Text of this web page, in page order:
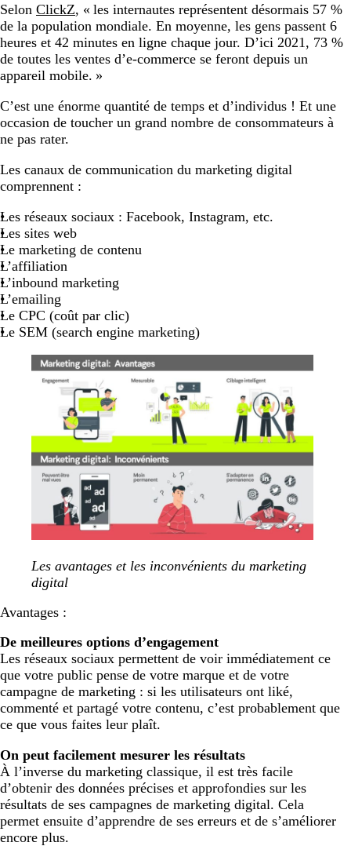
Selon ClickZ, « les internautes représentent désormais 57 %
de la population mondiale. En moyenne, les gens passent 6
heures et 42 minutes en ligne chaque jour. D’ici 2021, 73 %
de toutes les ventes d’e-commerce se feront depuis un
appareil mobile. »
C’est une énorme quantité de temps et d’individus ! Et une
occasion de toucher un grand nombre de consommateurs à
ne pas rater.
Les canaux de communication du marketing digital
comprennent :
Les réseaux sociaux : Facebook, Instagram, etc.
Les sites web
Le marketing de contenu
L’affiliation
L’inbound marketing
L’emailing
Le CPC (coût par clic)
Le SEM (search engine marketing)
Les avantages et les inconvénients du marketing
digital
Avantages :
De meilleures options d’engagement
Les réseaux sociaux permettent de voir immédiatement ce
que votre public pense de votre marque et de votre
campagne de marketing : si les utilisateurs ont liké,
commenté et partagé votre contenu, c’est probablement que
ce que vous faites leur plaît.
On peut facilement mesurer les résultats
À l’inverse du marketing classique, il est très facile
d’obtenir des données précises et approfondies sur les
résultats de ses campagnes de marketing digital. Cela
permet ensuite d’apprendre de ses erreurs et de s’améliorer
encore plus.